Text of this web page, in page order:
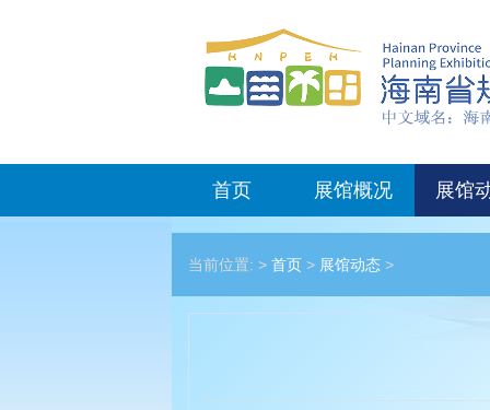
首页 展馆概况 展馆
当前位置: > 首页 > 展馆动态 >